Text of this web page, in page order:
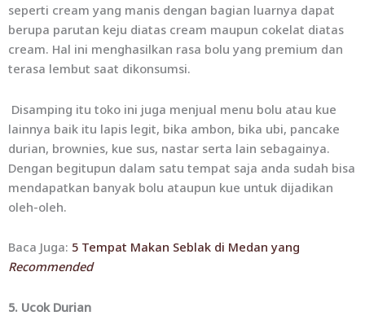
seperti cream yang manis dengan bagian luarnya dapat
berupa parutan keju diatas cream maupun cokelat diatas
cream. Hal ini menghasilkan rasa bolu yang premium dan
terasa lembut saat dikonsumsi.
Disamping itu toko ini juga menjual menu bolu atau kue
lainnya baik itu lapis legit, bika ambon, bika ubi, pancake
durian, brownies, kue sus, nastar serta lain sebagainya.
Dengan begitupun dalam satu tempat saja anda sudah bisa
mendapatkan banyak bolu ataupun kue untuk dijadikan
oleh-oleh.
Baca Juga: 5 Tempat Makan Seblak di Medan yang
Recommended
5. Ucok Durian